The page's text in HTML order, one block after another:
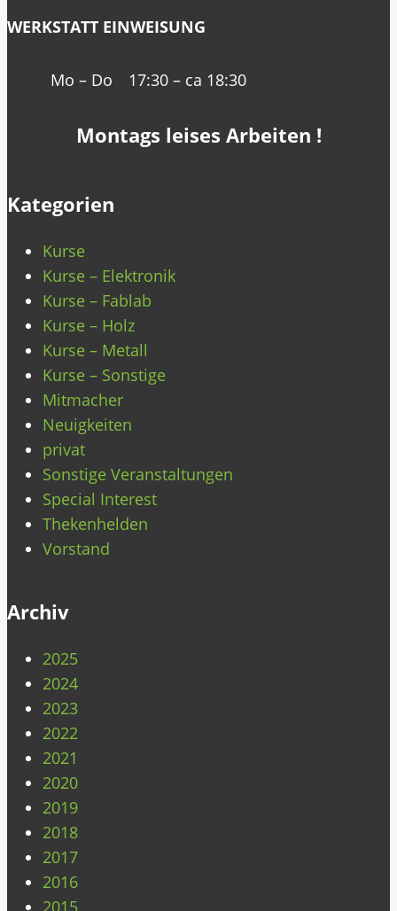
WERKSTATT EINWEISUNG
Mo – Do 17:30 – ca 18:30
Montags leises Arbeiten !
Kategorien
Kurse
Kurse – Elektronik
Kurse – Fablab
Kurse – Holz
Kurse – Metall
Kurse – Sonstige
Mitmacher
Neuigkeiten
privat
Sonstige Veranstaltungen
Special Interest
Thekenhelden
Vorstand
Archiv
2025
2024
2023
2022
2021
2020
2019
2018
2017
2016
2015